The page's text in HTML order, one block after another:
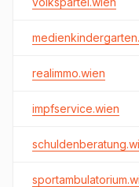
realimmo.wien
impfservice.wien